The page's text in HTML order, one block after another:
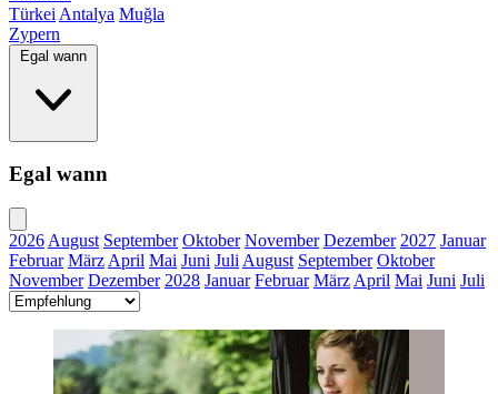
Türkei Antalya Muğla
Zypern
Egal wann
Egal wann
2026 August September Oktober November Dezember 2027 Januar
Februar März April Mai Juni Juli August September Oktober
November Dezember 2028 Januar Februar März April Mai Juni Juli